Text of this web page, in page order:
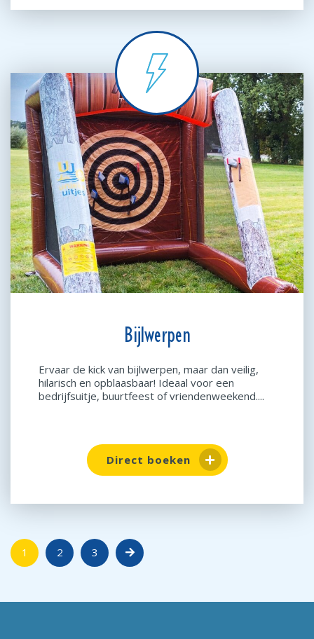
Bijlwerpen
Ervaar de kick van bijlwerpen, maar dan veilig,
hilarisch en opblaasbaar! Ideaal voor een
bedrijfsuitje, buurtfeest of vriendenweekend....
Direct boeken
1 2 3